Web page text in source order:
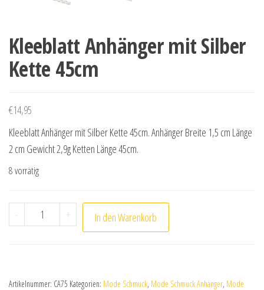
Kleeblatt Anhänger mit Silber
Kette 45cm
€14,95
Kleeblatt Anhänger mit Silber Kette 45cm. Anhänger Breite 1,5 cm Länge
2 cm Gewicht 2,9g Ketten Länge 45cm.
8 vorrätig
- Kleeblatt Anhänger mit Silber Kette 45cm Menge
+ In den Warenkorb
Artikelnummer: CA75 Kategorien: Mode Schmuck, Mode Schmuck Anhänger, Mode